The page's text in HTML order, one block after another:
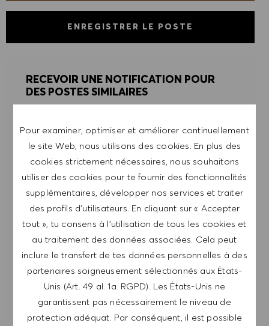
Pour examiner, optimiser et améliorer continuellement
le site Web, nous utilisons des cookies. En plus des
cookies strictement nécessaires, nous souhaitons
utiliser des cookies pour te fournir des fonctionnalités
supplémentaires, développer nos services et traiter
des profils d’utilisateurs. En cliquant sur « Accepter
tout », tu consens à l’utilisation de tous les cookies et
au traitement des données associées. Cela peut
inclure le transfert de tes données personnelles à des
partenaires soigneusement sélectionnés aux États-
Unis (Art. 49 al. 1a. RGPD). Les États-Unis ne
garantissent pas nécessairement le niveau de
protection adéquat. Par conséquent, il est possible
ENREGISTRER LE POSTE
RECEVOIR UNE NOTIFICATION POUR
DES POSTES SIMILAIRES
REMARQUE: En m'inscrivant, je consens à
recevoir des mails contenant des offres d'emploi
HUGO BOSS, des invitations à des événements
et d'autres sujets liés à la carrière, que je peux
me désabonner à tout moment, par exemple en
cliquant sur le lien dans chaque e-mail. Je
reconnais que mes données personnelles seront
traitées conformément à la POLITIQUE DE
CONFIDENTIALITÉ.
Saisir l'adresse e-mail (obligatoire)